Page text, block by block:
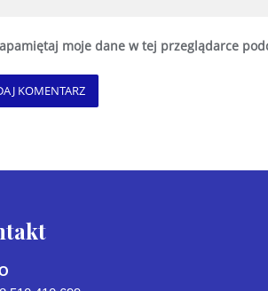
moje dane w tej przeglądarce